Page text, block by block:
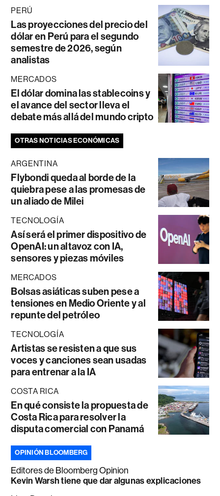
PERÚ
Las proyecciones del precio del
dólar en Perú para el segundo
semestre de 2026, según
analistas
MERCADOS
El dólar domina las stablecoins y
el avance del sector lleva el
debate más allá del mundo cripto
OTRAS NOTICIAS ECONÓMICAS
ARGENTINA
Flybondi queda al borde de la
quiebra pese a las promesas de
un aliado de Milei
TECNOLOGÍA
Así será el primer dispositivo de
OpenAI: un altavoz con IA,
sensores y piezas móviles
MERCADOS
Bolsas asiáticas suben pese a
tensiones en Medio Oriente y al
repunte del petróleo
TECNOLOGÍA
Artistas se resisten a que sus
voces y canciones sean usadas
para entrenar a la IA
COSTA RICA
En qué consiste la propuesta de
Costa Rica para resolver la
disputa comercial con Panamá
OPINIÓN BLOOMBERG
Editores de Bloomberg Opinion
Kevin Warsh tiene que dar algunas explicaciones